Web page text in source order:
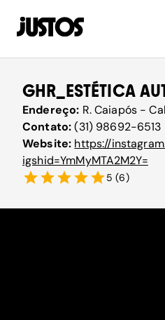
GHR_ESTÉTICA
Endereço: R. Caiapós -
Contato:(31) 98692-6513
Website: https://
igshid=YmMyMTA2M2Y=
5 (6)